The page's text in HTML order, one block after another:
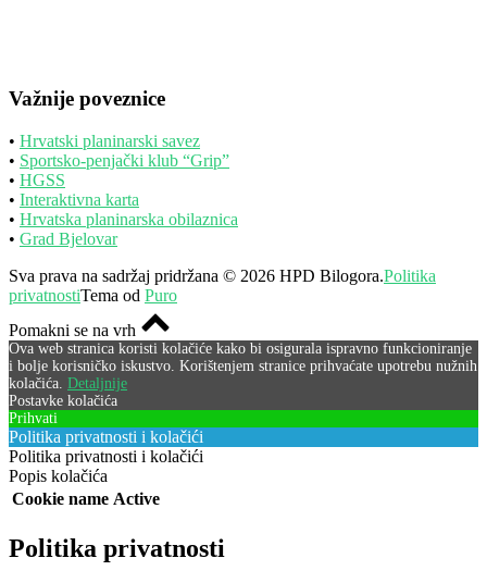
Važnije poveznice
• Hrvatski planinarski savez
• Sportsko-penjački klub “Grip”
• HGSS
• Interaktivna karta
• Hrvatska planinarska obilaznica
• Grad Bjelovar
Sva prava na sadržaj pridržana © 2026 HPD Bilogora.Politika
privatnostiTema od Puro
Pomakni se na vrh
Ova web stranica koristi kolačiće kako bi osigurala ispravno funkcioniranje
i bolje korisničko iskustvo. Korištenjem stranice prihvaćate upotrebu nužnih
kolačića. Detaljnije
Postavke kolačića
Prihvati
Politika privatnosti i kolačići
Politika privatnosti i kolačići
Popis kolačića
Cookie name Active
Politika privatnosti